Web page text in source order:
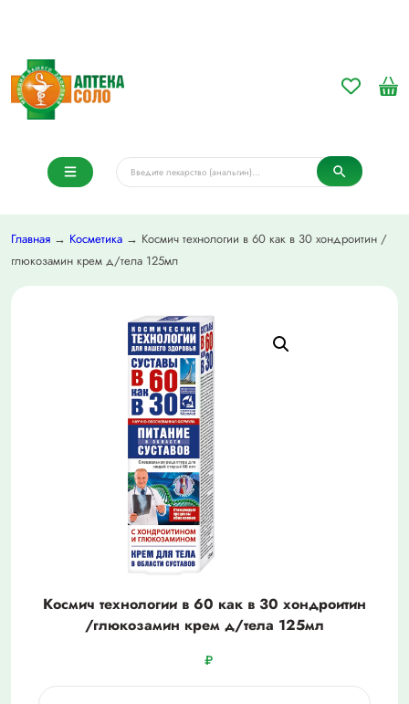
Главная → Косметика → Космич технологии в 60 как в 30 хондроитин /
глюкозамин крем д/тела 125мл
Космич технологии в 60 как в 30 хондроитин
/глюкозамин крем д/тела 125мл
₽